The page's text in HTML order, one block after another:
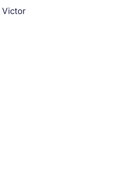
Victor